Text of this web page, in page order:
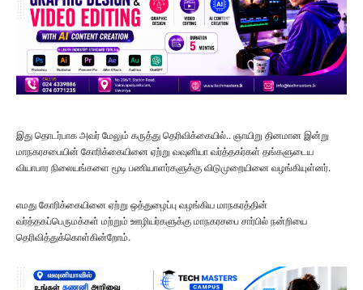
இது தொடர்பாக அவர் மேலும் கருத்து தெரிவிக்கையில்.. ஞாயிறு தினமான இன்று
மாநகரசபையின் கோரிக்கையினை ஏற்று வவுனியா வர்த்தகர்கள் தங்களுடைய
வியாபார நிலையங்களை மூடி பணியாளர்களுக்கு விடுமுறையினை வழங்கியுள்னர்.
எமது கோரிக்கையினை ஏற்று ஒத்துழைப்பு வழங்கிய மாநகரத்தின்
வர்த்தகப்பெருமக்கள் மற்றும் ஊழியர்களுக்கு மாநகரசபை சார்பில் நன்றியை
தெரிவித்துக்கொள்கின்றோம்.